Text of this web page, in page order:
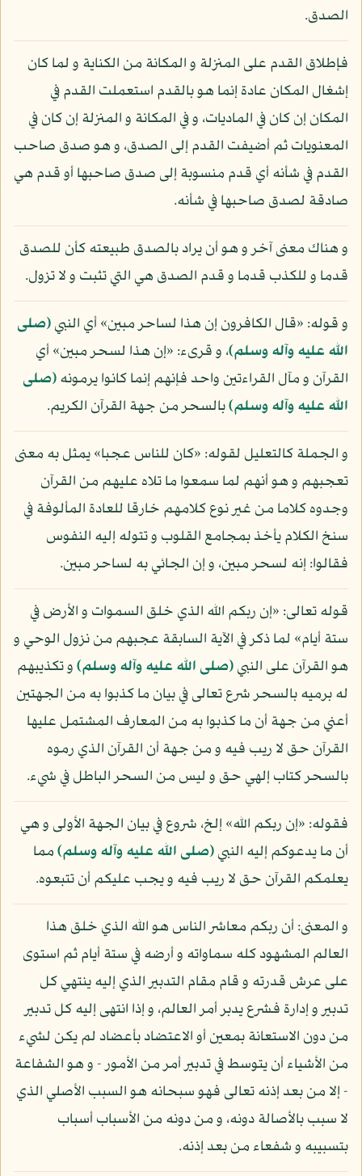
الصدق.
فإطلاق القدم على المنزلة و المكانة من الكناية و لما كان
إشغال المكان عادة إنما هو بالقدم استعملت القدم في
المكان إن كان في الماديات، و في المكانة و المنزلة إن كان في
المعنويات ثم أضيفت القدم إلى الصدق، و هو صدق صاحب
القدم في شأنه أي قدم منسوبة إلى صدق صاحبها أو قدم هي
صادقة لصدق صاحبها في شأنه.
و هناك معنى آخر و هو أن يراد بالصدق طبيعته كأن للصدق
قدما و للكذب قدما و قدم الصدق هي التي تثبت و لا تزول.
و قوله: «قال الكافرون إن هذا لساحر مبين» أي النبي(صلى
الله عليه وآله وسلم)، و قرىء: «إن هذا لسحر مبين» أي
القرآن و مآل القراءتين واحد فإنهم إنما كانوا يرمونه(صلى
الله عليه وآله وسلم)بالسحر من جهة القرآن الكريم.
و الجملة كالتعليل لقوله: «كان للناس عجبا» يمثل به معنى
تعجبهم و هو أنهم لما سمعوا ما تلاه عليهم من القرآن
وجدوه كلاما من غير نوع كلامهم خارقا للعادة المألوفة في
سنخ الكلام يأخذ بمجامع القلوب و تتوله إليه النفوس
فقالوا: إنه لسحر مبين، و إن الجائي به لساحر مبين.
قوله تعالى: «إن ربكم الله الذي خلق السموات و الأرض في
ستة أيام» لما ذكر في الآية السابقة عجبهم من نزول الوحي و
هو القرآن على النبي(صلى الله عليه وآله وسلم)و تكذيبهم
له برميه بالسحر شرع تعالى في بيان ما كذبوا به من الجهتين
أعني من جهة أن ما كذبوا به من المعارف المشتمل عليها
القرآن حق لا ريب فيه و من جهة أن القرآن الذي رموه
بالسحر كتاب إلهي حق و ليس من السحر الباطل في شيء.
فقوله: «إن ربكم الله» إلخ، شروع في بيان الجهة الأولى و هي
أن ما يدعوكم إليه النبي(صلى الله عليه وآله وسلم)مما
يعلمكم القرآن حق لا ريب فيه و يجب عليكم أن تتبعوه.
و المعنى: أن ربكم معاشر الناس هو الله الذي خلق هذا
العالم المشهود كله سماواته و أرضه في ستة أيام ثم استوى
على عرش قدرته و قام مقام التدبير الذي إليه ينتهي كل
تدبير و إدارة فشرع يدبر أمر العالم، و إذا انتهى إليه كل تدبير
من دون الاستعانة بمعين أو الاعتضاد بأعضاد لم يكن لشيء
من الأشياء أن يتوسط في تدبير أمر من الأمور - و هو الشفاعة
- إلا من بعد إذنه تعالى فهو سبحانه هو السبب الأصلي الذي
لا سبب بالأصالة دونه، و من دونه من الأسباب أسباب
بتسبيبه و شفعاء من بعد إذنه.